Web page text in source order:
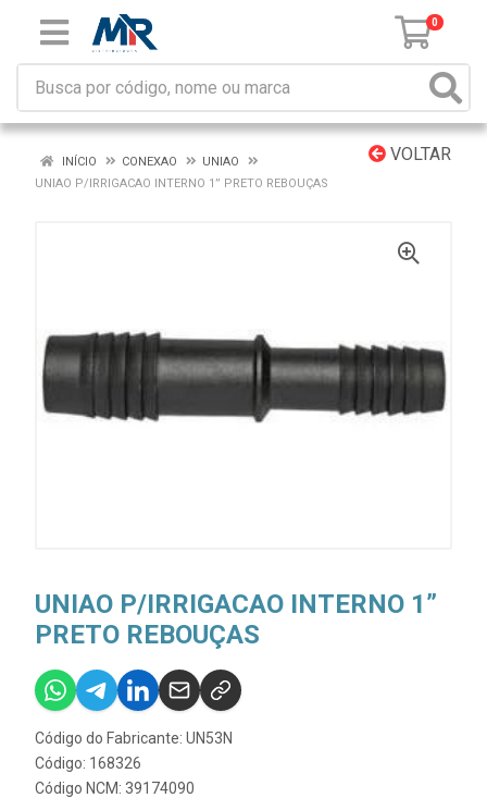
0
VOLTAR
INÍCIO CONEXAO
UNIAO
UNIAO P/IRRIGACAO INTERNO 1” PRETO REBOUÇAS
UNIAO P/IRRIGACAO INTERNO 1”
PRETO REBOUÇAS
Código do Fabricante: UN53N
Código: 168326
Código NCM: 39174090